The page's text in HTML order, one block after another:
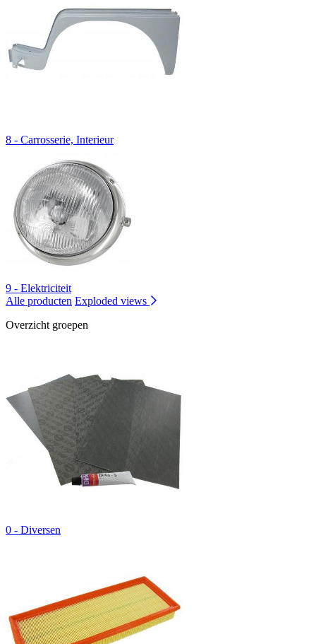
8 - Carrosserie, Interieur
9 - Elektriciteit
Alle producten Exploded views
Overzicht groepen
0 - Diversen